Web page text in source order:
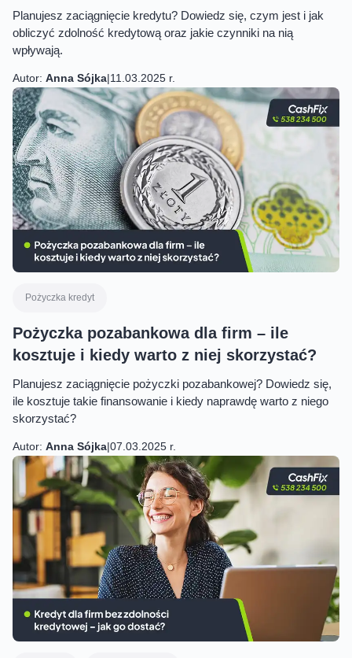
Planujesz zaciągnięcie kredytu? Dowiedz się, czym jest i jak
obliczyć zdolność kredytową oraz jakie czynniki na nią
wpływają.
Autor: Anna Sójka|11.03.2025 r.
Pożyczka kredyt
Pożyczka pozabankowa dla firm – ile
kosztuje i kiedy warto z niej skorzystać?
Planujesz zaciągnięcie pożyczki pozabankowej? Dowiedz się,
ile kosztuje takie finansowanie i kiedy naprawdę warto z niego
skorzystać?
Autor: Anna Sójka|07.03.2025 r.